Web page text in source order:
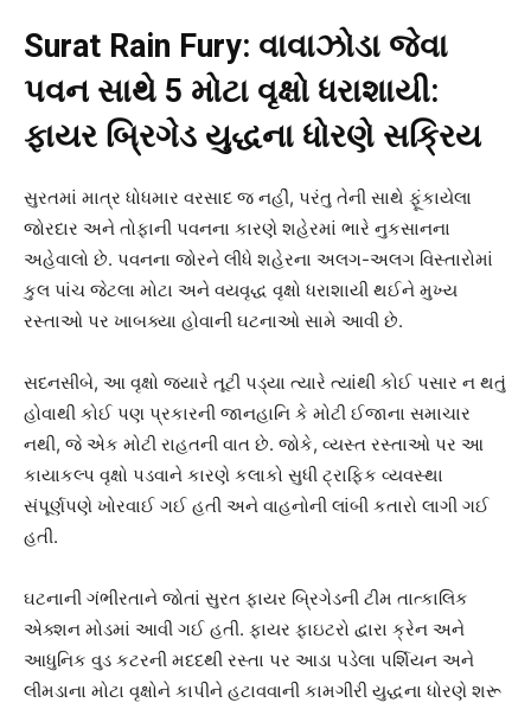
Surat Rain Fury: વાવાઝોડા જેવા
પવન સાથે 5 મોટા વૃક્ષો ધરાશાયી:
ફાયર બ્રિગેડ યુદ્ધના ધોરણે સક્રિય
સુરતમાં માત્ર ધોધમાર વરસાદ જ નહીં, પરંતુ તેની સાથે ફૂંકાયેલા
જોરદાર અને તોફાની પવનના કારણે શહેરમાં ભારે નુકસાનના
અહેવાલો છે. પવનના જોરને લીધે શહેરના અલગ-અલગ વિસ્તારોમાં
કુલ પાંચ જેટલા મોટા અને વયવૃદ્ધ વૃક્ષો ધરાશાયી થઈને મુખ્ય
રસ્તાઓ પર ખાબક્યા હોવાની ઘટનાઓ સામે આવી છે.
સદનસીબે, આ વૃક્ષો જ્યારે તૂટી પડ્યા ત્યારે ત્યાંથી કોઈ પસાર ન થતું
હોવાથી કોઈ પણ પ્રકારની જાનહાનિ કે મોટી ઈજાના સમાચાર
નથી, જે એક મોટી રાહતની વાત છે. જોકે, વ્યસ્ત રસ્તાઓ પર આ
કાયાકલ્પ વૃક્ષો પડવાને કારણે કલાકો સુધી ટ્રાફિક વ્યવસ્થા
સંપૂર્ણપણે ખોરવાઈ ગઈ હતી અને વાહનોની લાંબી કતારો લાગી ગઈ
હતી.
ઘટનાની ગંભીરતાને જોતાં સુરત ફાયર બ્રિગેડની ટીમ તાત્કાલિક
એક્શન મોડમાં આવી ગઈ હતી. ફાયર ફાઇટરો દ્વારા ક્રેન અને
આધુનિક વુડ કટરની મદદથી રસ્તા પર આડા પડેલા પર્શિયન અને
લીમડાના મોટા વૃક્ષોને કાપીને હટાવવાની કામગીરી યુદ્ધના ધોરણે શરૂ